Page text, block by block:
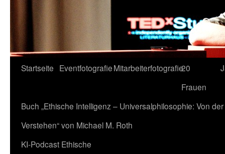
Zum
springen
Startseite EventfotografieMitarbeiterfotografie20
Frauen
Buch „Ethische Intelligenz – Universalphilosophie: Von
Verstehen“ von Michael M. Roth
KI-Podcast Ethische